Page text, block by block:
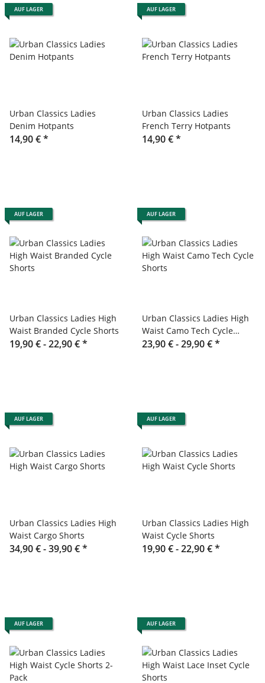
AUF LAGER
Urban Classics Ladies
Denim Hotpants
14,90 €*
AUF LAGER
Urban Classics Ladies
French Terry Hotpants
14,90 €*
AUF LAGER
Urban Classics Ladies High
Waist Branded Cycle Shorts
19,90 € -22,90 €*
AUF LAGER
Urban Classics Ladies High
Waist Camo Tech Cycle
Shorts
23,90 € -29,90 €*
AUF LAGER
Urban Classics Ladies High
Waist Cargo Shorts
34,90 € -39,90 €*
AUF LAGER
Urban Classics Ladies High
Waist Cycle Shorts
19,90 € -22,90 €*
AUF LAGER AUF LAGER